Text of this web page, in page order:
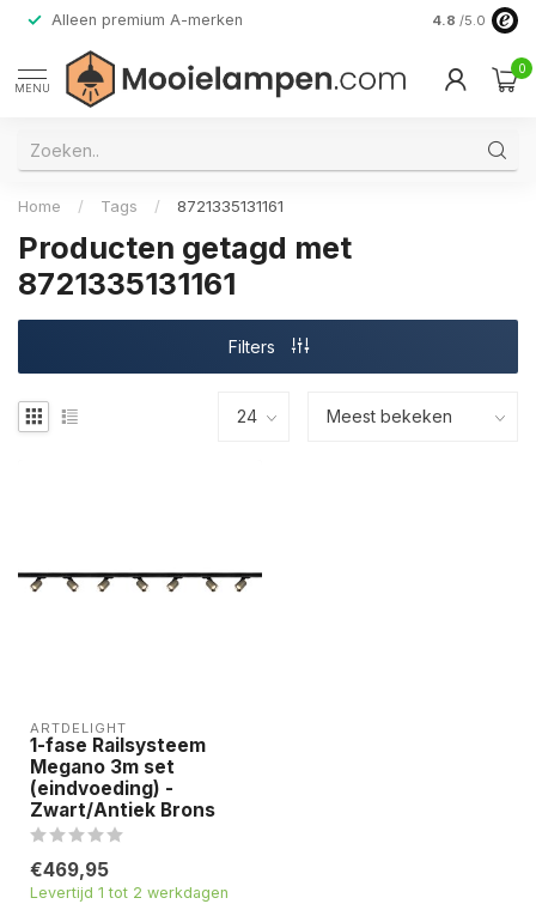
Alleen premium A-merken 4.8 /5.0
MENU
0
Home / Tags / 8721335131161
Producten getagd met
8721335131161
Filters
ARTDELIGHT
1-fase Railsysteem
Megano 3m set
(eindvoeding) -
Zwart/Antiek Brons
€469,95
Levertijd 1 tot 2 werkdagen